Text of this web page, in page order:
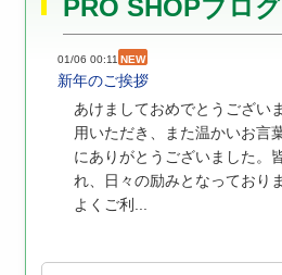
PRO SHOPブログ
01/06 00:11 NEW
新年のご挨拶
あけましておめでとうござい
用いただき、また温かいお言
にありがとうございました。
れ、日々の励みとなっており
よくご利...